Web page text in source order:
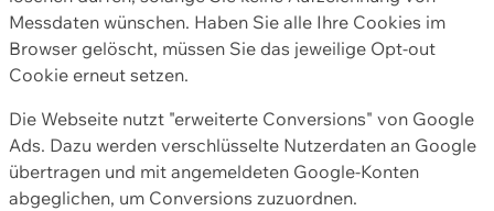
Messdaten wünschen. Haben Sie alle Ihre Cookies im
Browser gelöscht, müssen Sie das jeweilige Opt-out
Cookie erneut setzen.
Die Webseite nutzt "erweiterte Conversions" von Google
Ads. Dazu werden verschlüsselte Nutzerdaten an Google
übertragen und mit angemeldeten Google-Konten
abgeglichen, um Conversions zuzuordnen.